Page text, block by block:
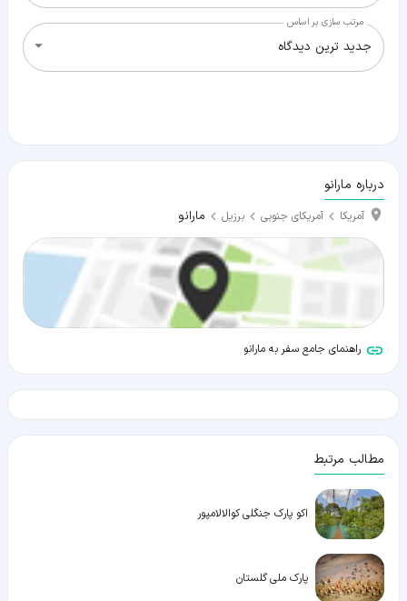
مرتب سازی بر اساس
جدید ترین دیدگاه
درباره مارانو
آمریکا آمریکای جنوبی برزیل مارانو
راهنمای جامع سفر به مارانو
مطالب مرتبط
اکو پارک جنگلی کوالالامپور
پارک ملی گلستان